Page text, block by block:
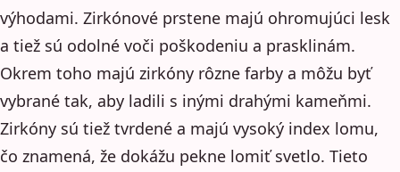
výhodami. Zirkónové prstene majú ohromujúci lesk
a tiež sú odolné voči poškodeniu a prasklinám.
Okrem toho majú zirkóny rôzne farby a môžu byť
vybrané tak, aby ladili s inými drahými kameňmi.
Zirkóny sú tiež tvrdené a majú vysoký index lomu,
čo znamená, že dokážu pekne lomiť svetlo. Tieto